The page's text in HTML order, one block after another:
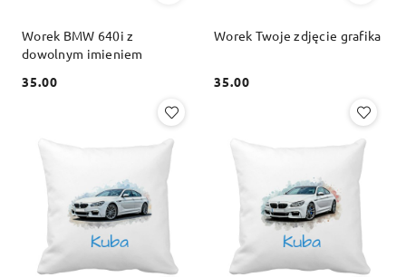
Worek BMW 640i z
dowolnym imieniem
Cena:
35.00
Worek Twoje zdjęcie grafika
Cena:
35.00